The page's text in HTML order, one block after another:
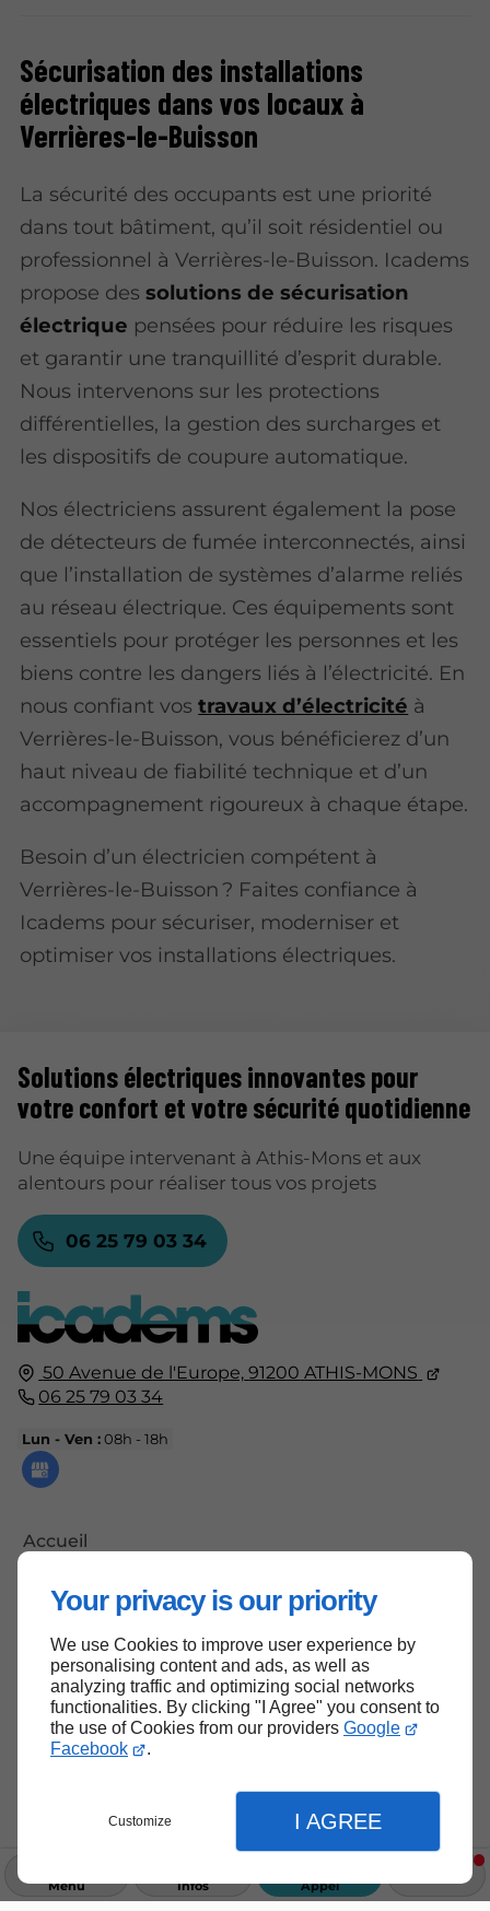
Your privacy is our priority
We use Cookies to improve user experience by
personalising content and ads, as well as
analyzing traffic and optimizing social networks
functionalities. By clicking "I Agree" you consent to
the use of Cookies from our providers Google
Facebook
.
Customize I AGREE
Menu Infos Appel
Sécurisation des installations
électriques dans vos locaux à
Verrières-le-Buisson
La sécurité des occupants est une priorité
dans tout bâtiment, qu’il soit résidentiel ou
professionnel à Verrières-le-Buisson. Icadems
propose dessolutions de sécurisation
électrique pensées pour réduire les risques
et garantir une tranquillité d’esprit durable.
Nous intervenons sur les protections
différentielles, la gestion des surcharges et
les dispositifs de coupure automatique.
Nos électriciens assurent également la pose
de détecteurs de fumée interconnectés, ainsi
que l’installation de systèmes d’alarme reliés
au réseau électrique. Ces équipements sont
essentiels pour protéger les personnes et les
biens contre les dangers liés à l’électricité. En
nous confiant vostravaux d’électricité à
Verrières-le-Buisson, vous bénéficierez d’un
haut niveau de fiabilité technique et d’un
accompagnement rigoureux à chaque étape.
Besoin d’un électricien compétent à
Verrières-le-Buisson ? Faites confiance à
Icadems pour sécuriser, moderniser et
optimiser vos installations électriques.
50 Avenue de l'Europe, 91200 ATHIS-MONS
06 25 79 03 34
Lun - Ven :08h - 18h
Accueil
Mentions légales
Plan du site
Solutions électriquesinnovantes pour
votre confort et votre sécurité quotidienne
Une équipe intervenant à Athis-Mons et aux
alentours pour réaliser tous vos projets
06 25 79 03 34
Haut de page